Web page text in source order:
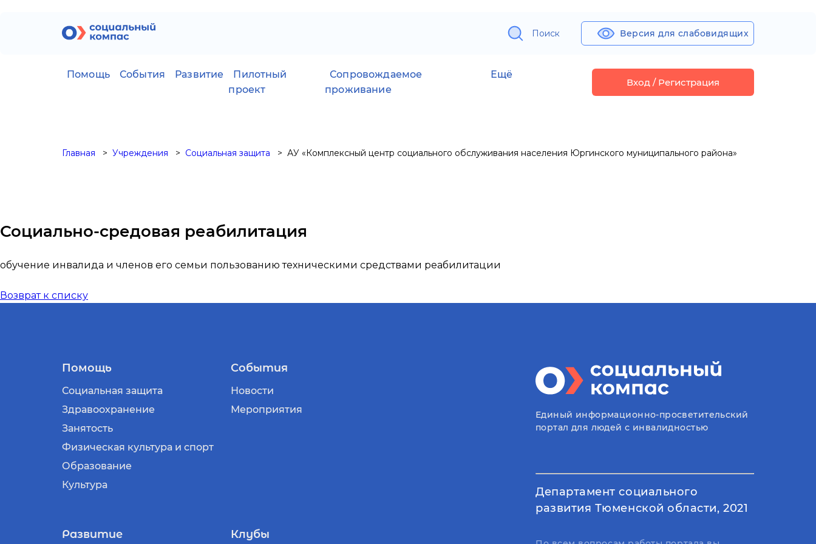
Поиск Версия для слабовидящих
Помощь События Развитие
Пилотный
проект
Сопровождаемое
проживание
Ещё
Вход / Регистрация
Главная Учреждения Социальная защита АУ «Комплексный центр социального обслуживания населения Юргинского муниципального района»
Социально-средовая реабилитация
обучение инвалида и членов его семьи пользованию техническими средствами реабилитации
Возврат к списку
Помощь
Социальная защита
Здравоохранение
Занятость
Физическая культура и спорт
Образование
Культура
События
Новости
Мероприятия
Развитие Клубы
Единый информационно-просветительский
портал для людей с инвалидностью
Департамент социального
развития Тюменской области, 2021